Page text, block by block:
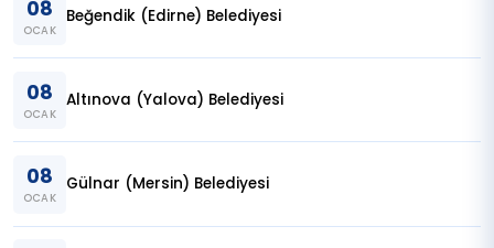
08
OCAK
Beğendik (Edirne) Belediyesi
08
OCAK
Altınova (Yalova) Belediyesi
08
OCAK
Gülnar (Mersin) Belediyesi